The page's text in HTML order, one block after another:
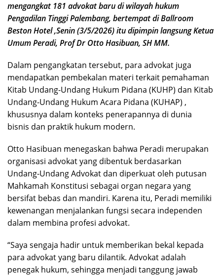
mengangkat 181 advokat baru di wilayah hukum
Pengadilan Tinggi Palembang, bertempat di Ballroom
Beston Hotel ,Senin (3/5/2026) itu dipimpin langsung Ketua
Umum Peradi, Prof Dr Otto Hasibuan, SH MM.
Dalam pengangkatan tersebut, para advokat juga
mendapatkan pembekalan materi terkait pemahaman
Kitab Undang-Undang Hukum Pidana (KUHP) dan Kitab
Undang-Undang Hukum Acara Pidana (KUHAP) ,
khususnya dalam konteks penerapannya di dunia
bisnis dan praktik hukum modern.
Otto Hasibuan menegaskan bahwa Peradi merupakan
organisasi advokat yang dibentuk berdasarkan
Undang-Undang Advokat dan diperkuat oleh putusan
Mahkamah Konstitusi sebagai organ negara yang
bersifat bebas dan mandiri. Karena itu, Peradi memiliki
kewenangan menjalankan fungsi secara independen
dalam membina profesi advokat.
“Saya sengaja hadir untuk memberikan bekal kepada
para advokat yang baru dilantik. Advokat adalah
penegak hukum, sehingga menjadi tanggung jawab